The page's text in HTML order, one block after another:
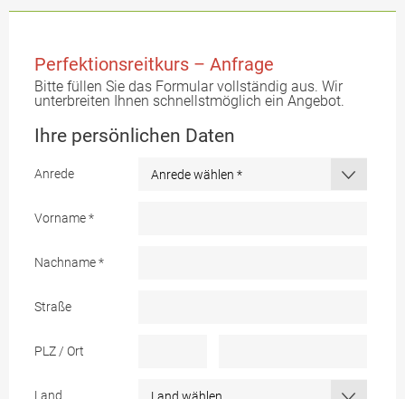
Perfektionsreitkurs – Anfrage
Bitte füllen Sie das Formular vollständig aus. Wir
unterbreiten Ihnen schnellstmöglich ein Angebot.
Ihre persönlichen Daten
Anrede
Vorname*
Nachname*
Straße
PLZ / Ort
Land